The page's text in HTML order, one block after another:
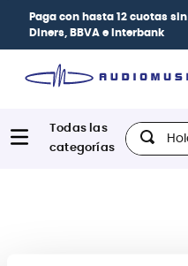
Paga con hasta 12 cuotas
Diners, BBVA e Interbank
Hola,